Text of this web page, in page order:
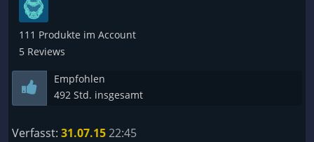
111 Produkte im Account
5 Reviews
Empfohlen
492 Std. insgesamt
Verfasst: 31.07.1522:45